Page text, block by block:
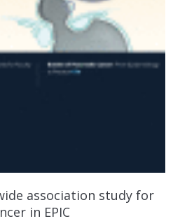
association study for
in EPIC